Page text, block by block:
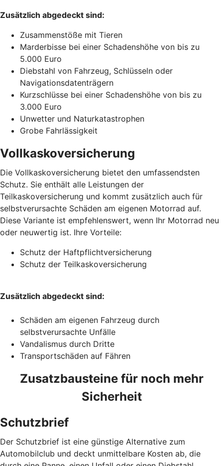
Zusätzlich abgedeckt sind:
Zusammenstöße mit Tieren
Marderbisse bei einer Schadenshöhe von bis zu
5.000 Euro
Diebstahl von Fahrzeug, Schlüsseln oder
Navigationsdatenträgern
Kurzschlüsse bei einer Schadenshöhe von bis zu
3.000 Euro
Unwetter und Naturkatastrophen
Grobe Fahrlässigkeit
Vollkaskoversicherung
Die Vollkaskoversicherung bietet den umfassendsten
Schutz. Sie enthält alle Leistungen der
Teilkaskoversicherung und kommt zusätzlich auch für
selbstverursachte Schäden am eigenen Motorrad auf.
Diese Variante ist empfehlenswert, wenn Ihr Motorrad neu
oder neuwertig ist. Ihre Vorteile:
Schutz der Haftpflichtversicherung
Schutz der Teilkaskoversicherung
Zusätzlich abgedeckt sind:
Schäden am eigenen Fahrzeug durch
selbstverursachte Unfälle
Vandalismus durch Dritte
Transportschäden auf Fähren
Zusatzbausteine für noch mehr
Sicherheit
Schutzbrief
Der Schutzbrief ist eine günstige Alternative zum
Automobilclub und deckt unmittelbare Kosten ab, die